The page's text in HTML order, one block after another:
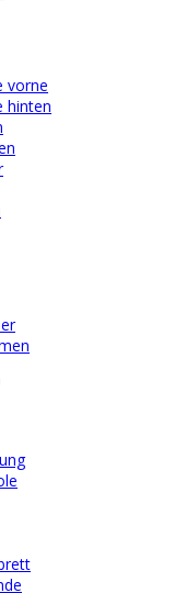
vorne
hinten